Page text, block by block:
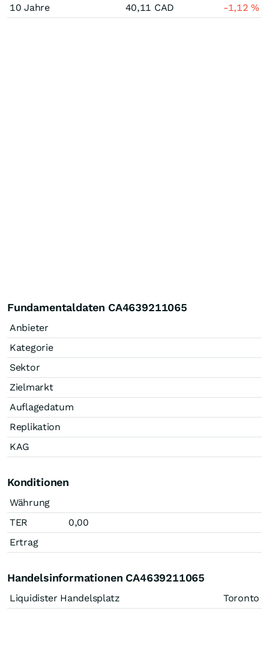
10 Jahre
40,11 CAD -1,12%
Fundamentaldaten CA4639211065
Anbieter
Kategorie
Sektor
Zielmarkt
Auflagedatum
Replikation
KAG
Konditionen
Währung
TER
0,00
Ertrag
Handelsinformationen CA4639211065
Liquidister Handelsplatz Toronto